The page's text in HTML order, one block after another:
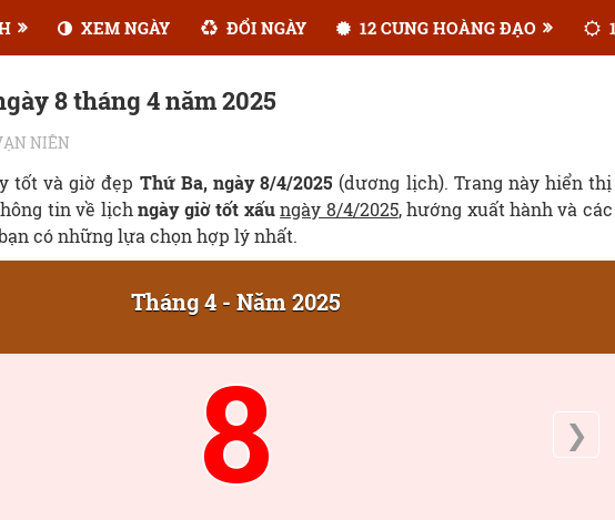
XEM NGÀY ĐỔI NGÀY 12 CUNG HOÀNG ĐẠO
8 tháng 4 năm 2025
NIÊN
tốt và giờ đẹp Thứ Ba, ngày 8/4/2025 (dương lịch). Trang này hiển
tin về lịchngày giờ tốt xấu ngày 8/4/2025, hướng xuất hành và
có những lựa chọn hợp lý nhất.
Tháng 4 - Năm 2025
8 ❯